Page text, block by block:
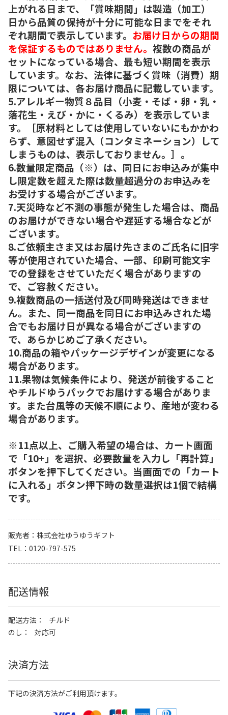
上がれる日まで、「賞味期間」は製造（加工）
日から品質の保持が十分に可能な日までをそれ
ぞれ期間で表示しています。 お届け日からの期間
を保証するものではありません。 複数の商品が
セットになっている場合、最も短い期間を表示
しています。なお、法律に基づく賞味（消費）期
限については、各お届け商品に記載しています。
5.アレルギー物質８品目（小麦・そば・卵・乳・
落花生・えび・かに・くるみ）を表示していま
す。［原材料としては使用していないにもかかわ
らず、意図せず混入（コンタミネーション）して
しまうものは、表示しておりません。］。
6.数量限定商品（※）は、同日にお申込みが集中
し限定数を超えた際は数量超過分のお申込みを
お受けする場合がございます。
7.天災時など不測の事態が発生した場合は、商品
のお届けができない場合や遅延する場合などが
ございます。
8.ご依頼主さま又はお届け先さまのご氏名に旧字
等が使用されていた場合、一部、印刷可能文字
での登録をさせていただく場合がありますの
で、ご容赦ください。
9.複数商品の一括送付及び同時発送はできませ
ん。また、同一商品を同日にお申込みされた場
合でもお届け日が異なる場合がございますの
で、あらかじめご了承ください。
10.商品の箱やパッケージデザインが変更になる
場合があります。
11.果物は気候条件により、発送が前後すること
やチルドゆうパックでお届けする場合がありま
す。また台風等の天候不順により、産地が変わる
場合があります。
※11点以上、ご購入希望の場合は、カート画面
で「10+」を選択、必要数量を入力し「再計算」
ボタンを押下してください。当画面での「カート
に入れる」ボタン押下時の数量選択は1個で結構
です。
販売者
株式会社ゆうゆうギフト
TEL
0120-797-575
配送情報
配送方法
チルド
のし
対応可
決済方法
下記の決済方法がご利用頂けます。